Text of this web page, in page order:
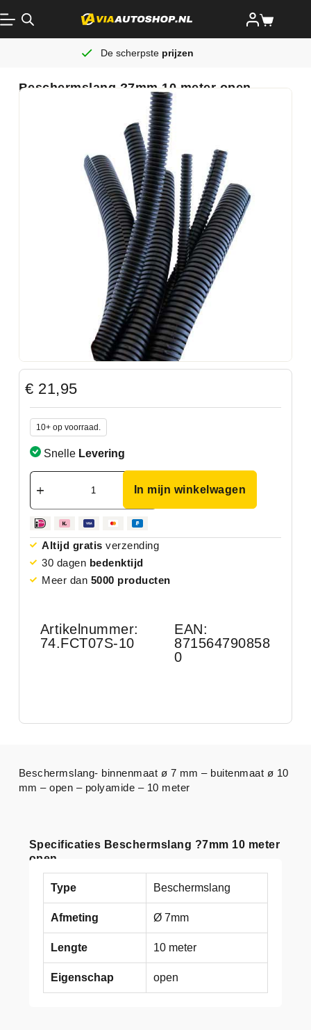
De scherpste prijzen
Beschermslang ?7mm 10 meter open
€ 21,95
10+ op voorraad.
Snelle Levering
In mijn winkelwagen
Altijd gratis verzending
30 dagen bedenktijd
Meer dan 5000 producten
Artikelnummer:
74.FCT07S-10
EAN:
871564790858
0
Specificaties Beschermslang ?7mm 10 meter
open
Type Beschermslang
Afmeting Ø 7mm
Lengte 10 meter
Eigenschap open
Beschermslang- binnenmaat ø 7 mm – buitenmaat ø 10
mm – open – polyamide – 10 meter